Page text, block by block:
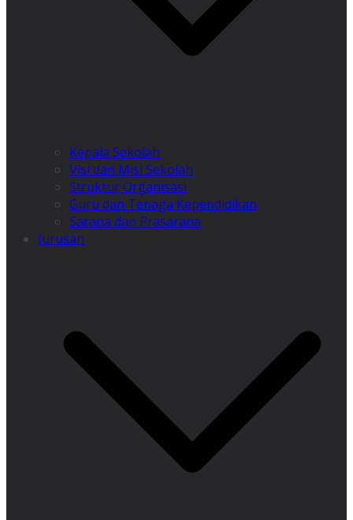
Kepala Sekolah
Visi dan Misi Sekolah
Struktur Organisasi
Guru dan Tenaga Kependidikan
Sarana dan Prasarana
Jurusan